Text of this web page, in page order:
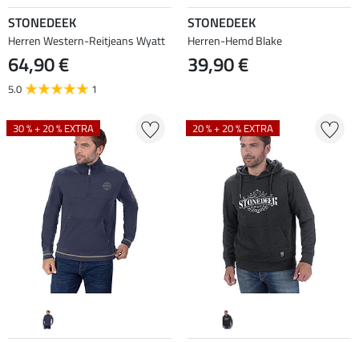
STONEDEEK
Herren Western-Reitjeans Wyatt
64,90 €
5.0 1
STONEDEEK
Herren-Hemd Blake
39,90 €
30 % + 20 % EXTRA 20 % + 20 % EXTRA